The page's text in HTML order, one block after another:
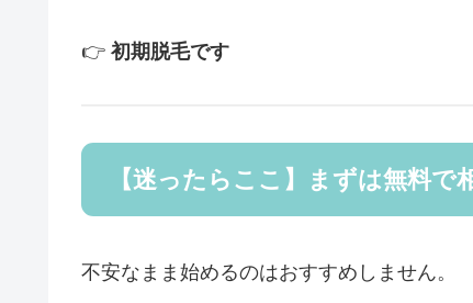
👉 初期脱毛です
【迷ったらここ】まずは無料で
不安なまま始めるのはおすすめしません。